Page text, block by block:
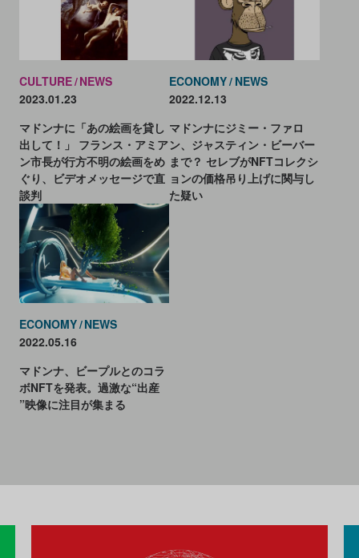
CULTURE NEWS
2023.01.23
マドンナに「あの絵画を貸し
出して！」 フランス・アミア
ン市長が行方不明の絵画をめ
ぐり、ビデオメッセージで直
談判
ECONOMY NEWS
2022.12.13
マドンナにジミー・ファロ
ン、ジャスティン・ビーバー
まで？ セレブがNFTコレクシ
ョンの価格吊り上げに関与し
た疑い
ECONOMY NEWS
2022.05.16
マドンナ、ビープルとのコラ
ボNFTを発表。過激な“出産
”映像に注目が集まる